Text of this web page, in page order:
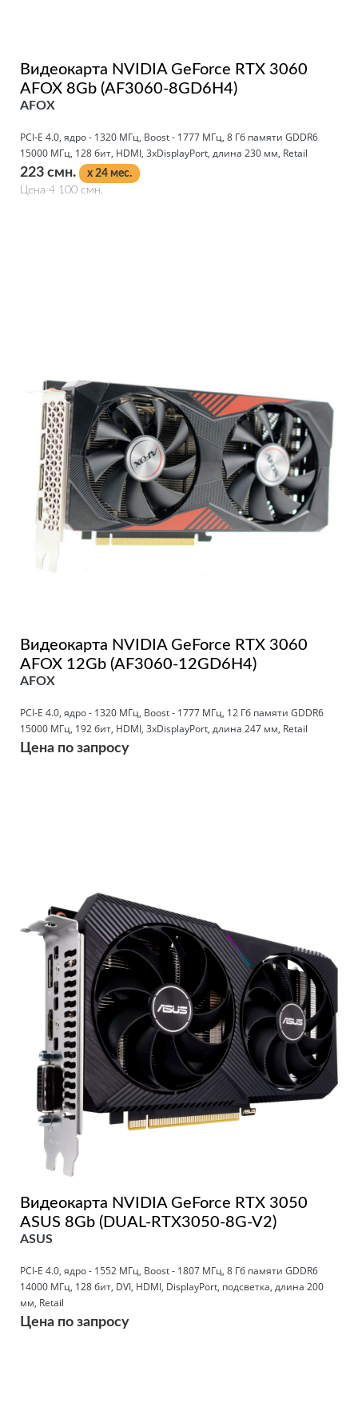
Видеокарта NVIDIA GeForce RTX 3060
AFOX 8Gb (AF3060-8GD6H4)
AFOX
PCI-E 4.0, ядро - 1320 МГц, Boost - 1777 МГц, 8 Гб памяти GDDR6
15000 МГц, 128 бит, HDMI, 3xDisplayPort, длина 230 мм, Retail
223 смн.
x 24 мес.
Цена 4 100 смн.
Видеокарта NVIDIA GeForce RTX 3060
AFOX 12Gb (AF3060-12GD6H4)
AFOX
PCI-E 4.0, ядро - 1320 МГц, Boost - 1777 МГц, 12 Гб памяти GDDR6
15000 МГц, 192 бит, HDMI, 3xDisplayPort, длина 247 мм, Retail
Цена по запросу
Видеокарта NVIDIA GeForce RTX 3050
ASUS 8Gb (DUAL-RTX3050-8G-V2)
ASUS
PCI-E 4.0, ядро - 1552 МГц, Boost - 1807 МГц, 8 Гб памяти GDDR6
14000 МГц, 128 бит, DVI, HDMI, DisplayPort, подсветка, длина 200
мм, Retail
Цена по запросу